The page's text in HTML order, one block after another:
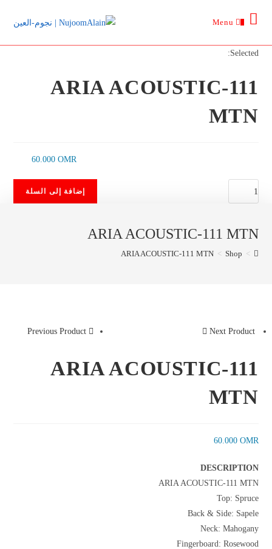
Menu
Selected:
ARIA ACOUSTIC-111
MTN
60.000OMR
ARIA
111
إضافة إلى السلة
ARIA ACOUSTIC-111 MTN
>
Shop
>
ARIA ACOUSTIC-111 MTN
Previous Product Next Product
ARIA ACOUSTIC-111
MTN
60.000 OMR
DESCRIPTION
ARIA ACOUSTIC-111 MTN
Top: Spruce
Back & Side: Sapele
Neck: Mahogany
Fingerboard: Rosewood